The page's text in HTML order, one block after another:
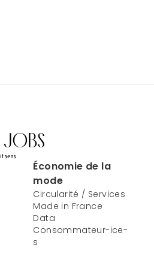
Économie de la
mode
Circularité / Services
Made in France
Data
Consommateur-ice-
s